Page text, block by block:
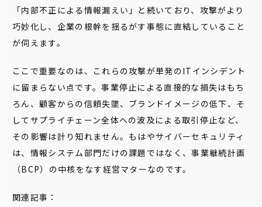
「内部不正による情報漏えい」と続いており、攻撃がより
巧妙化し、企業の根幹を揺るがす事態に直結していること
が伺えます。
ここで重要なのは、これらの攻撃が単発のITインシデント
に留まらない点です。事業停止による直接的な損失はもち
ろん、顧客からの信頼失墜、ブランドイメージの低下、そ
してサプライチェーン全体への波及による取引停止など、
その影響は計り知れません。もはやサイバーセキュリティ
は、情報システム部門だけの課題ではなく、事業継続計画
（BCP）の中核をなす経営マターなのです。
関連記事：